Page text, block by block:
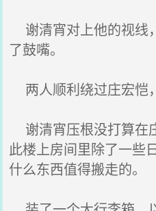
谢清宵对上他的视线
了鼓嘴。
两人顺利绕过庄宏恺
谢清宵压根没打算在
此楼上房间里除了一些
什么东西值得搬走的。